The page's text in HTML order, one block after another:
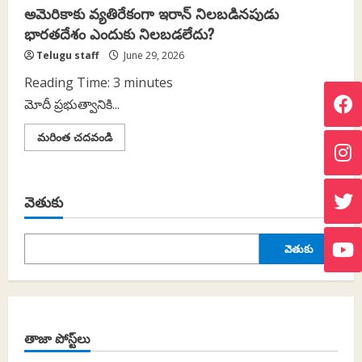
అమెరికాకు వ్యతిరేకంగా ఇరాన్ నిలబడినపుడు
భారతదేశం ఎందుకు నిలబడలేదు?
Telugu staff June 29, 2026
Reading Time: 3 minutes
మోదీ ప్రభుత్వానికి...
మరింత చదవండిRead
more
భారతదేశం
నిలబడలేదు?
వెతుకు
వెతుకు
తాజా పోస్ట్‌లు